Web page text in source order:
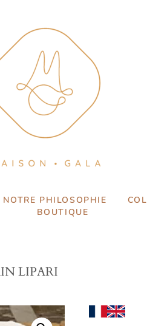
NOTRE PHILOSOPHIE
BOUTIQUE
LIPARI